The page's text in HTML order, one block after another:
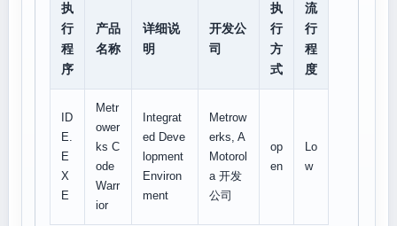
执
行
程
序
产品
名称
详细说
明
开发公
司
执
行
方
式
流
行
程
度
ID
E.
E
X
E
Metr
ower
ks C
ode
Warr
ior
Integrat
ed Deve
lopment
Environ
ment
Metrow
erks, A
Motorol
a 开发
公司
op
en
Lo
w